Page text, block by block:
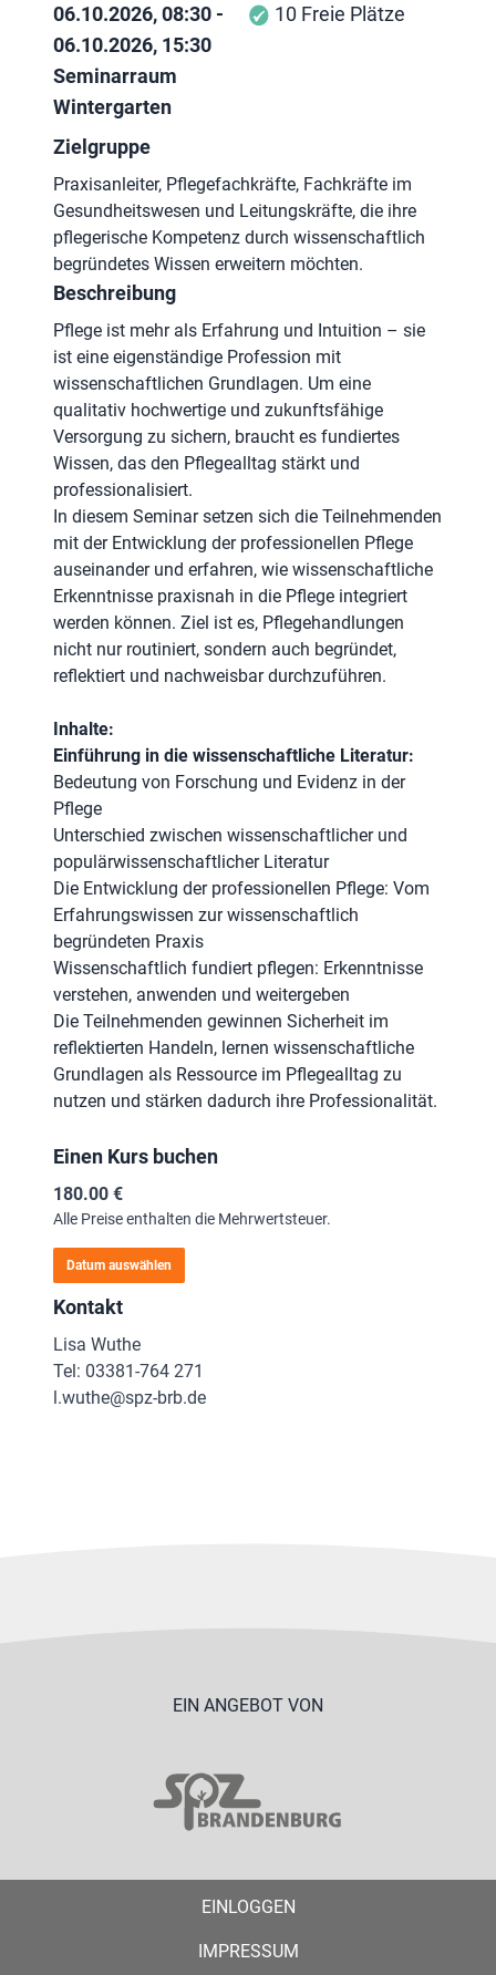
06.10.2026, 08:30 -
06.10.2026, 15:30
Seminarraum
Wintergarten
10 Freie Plätze
Zielgruppe
Praxisanleiter, Pflegefachkräfte, Fachkräfte im
Gesundheitswesen und Leitungskräfte, die ihre
pflegerische Kompetenz durch wissenschaftlich
begründetes Wissen erweitern möchten.
Beschreibung
Pflege ist mehr als Erfahrung und Intuition – sie
ist eine eigenständige Profession mit
wissenschaftlichen Grundlagen. Um eine
qualitativ hochwertige und zukunftsfähige
Versorgung zu sichern, braucht es fundiertes
Wissen, das den Pflegealltag stärkt und
professionalisiert.
In diesem Seminar setzen sich die Teilnehmenden
mit der Entwicklung der professionellen Pflege
auseinander und erfahren, wie wissenschaftliche
Erkenntnisse praxisnah in die Pflege integriert
werden können. Ziel ist es, Pflegehandlungen
nicht nur routiniert, sondern auch begründet,
reflektiert und nachweisbar durchzuführen.
Inhalte:
Einführung in die wissenschaftliche Literatur:
Bedeutung von Forschung und Evidenz in der
Pflege
Unterschied zwischen wissenschaftlicher und
populärwissenschaftlicher Literatur
Die Entwicklung der professionellen Pflege: Vom
Erfahrungswissen zur wissenschaftlich
begründeten Praxis
Wissenschaftlich fundiert pflegen: Erkenntnisse
verstehen, anwenden und weitergeben
Die Teilnehmenden gewinnen Sicherheit im
reflektierten Handeln, lernen wissenschaftliche
Grundlagen als Ressource im Pflegealltag zu
nutzen und stärken dadurch ihre Professionalität.
Einen Kurs buchen
180.00 €
Alle Preise enthalten die Mehrwertsteuer.
Datum auswählen
Kontakt
Lisa Wuthe
Tel: 03381-764 271
l.wuthe@spz-brb.de
EIN ANGEBOT VON
EINLOGGEN
IMPRESSUM